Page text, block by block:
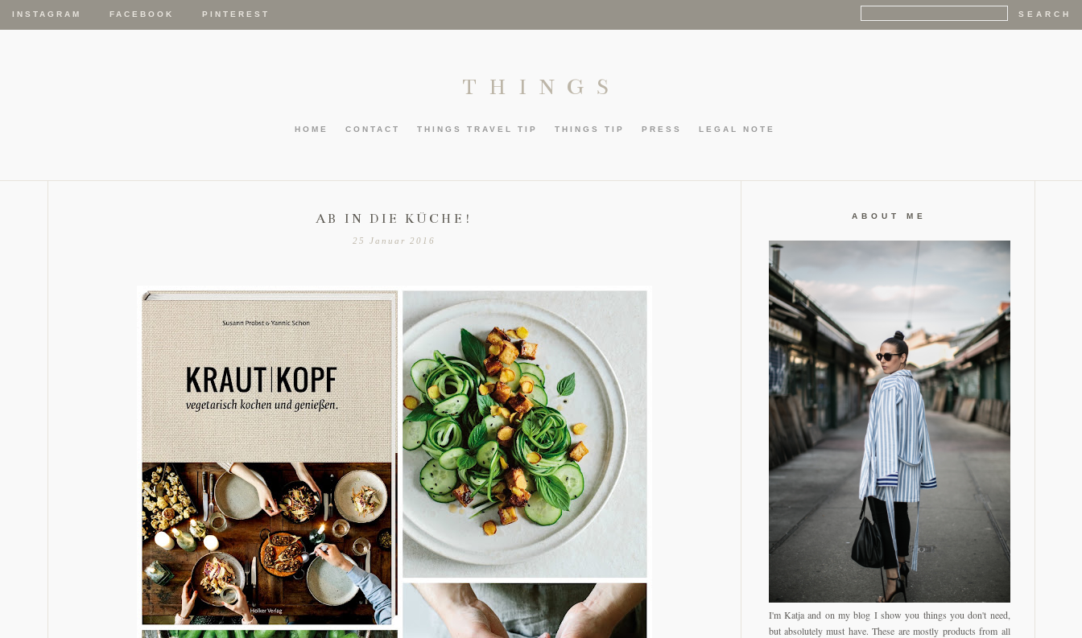
INSTAGRAM FACEBOOK PINTEREST
THINGS
HOME CONTACT THINGS TRAVEL TIP THINGS TIP PRESS LEGAL NOTE
AB IN DIE KÜCHE!
25 Januar 2016
ABOUT ME
I'm Katja and on my blog I show you things you don't need,
but absolutely must have. These are mostly products from all